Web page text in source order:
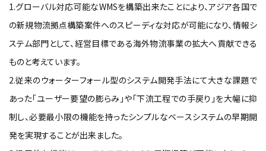
1.グローバル対応可能なWMSを構築出来たことにより、アジア各国で
の新規物流拠点構築案件へのスピーディな対応が可能になり、情報シ
ステム部門として、経営目標である海外物流事業の拡大へ貢献できる
ものと考えています。
2.従来のウォーターフォール型のシステム開発手法にて大きな課題で
あった「ユーザー要望の膨らみ」や「下流工程での手戻り」を大幅に抑
制し、必要最小限の機能を持ったシンプルなベースシステムの早期開
発を実現することが出来ました。